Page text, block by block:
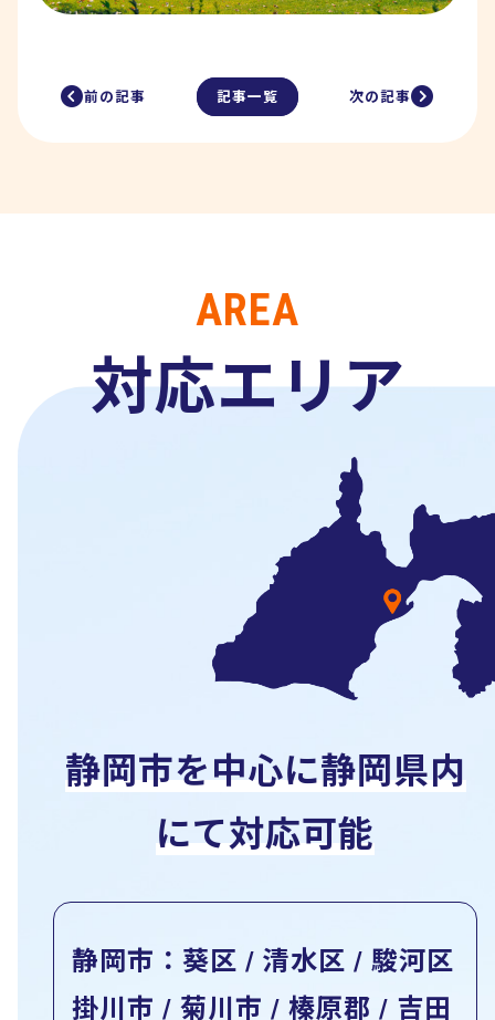
前の記事 記事一覧 次の記事
AREA
対応エリア
静岡市を中心に静岡県内
にて対応可能
静岡市：葵区 / 清水区 / 駿河区
掛川市 / 菊川市 / 榛原郡 / 吉田